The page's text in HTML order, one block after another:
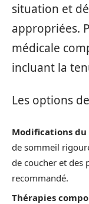
situation et
appropriées.
médicale
incluant la
Les options
Modifications du
de sommeil
de coucher et des
recommandé.
Thérapies